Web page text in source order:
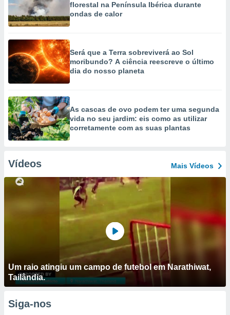
florestal na Península Ibérica durante
ondas de calor
Será que a Terra sobreviverá ao Sol
moribundo? A ciência reescreve o último
dia do nosso planeta
As cascas de ovo podem ter uma segunda
vida no seu jardim: eis como as utilizar
corretamente com as suas plantas
Vídeos Mais Vídeos
Um raio atingiu um campo de futebol em Narathiwat,
Tailândia.
Siga-nos